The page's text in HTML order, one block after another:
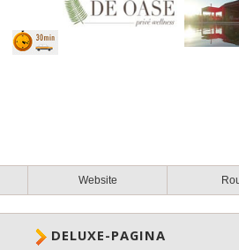
Website
DELUXE-PAGINA